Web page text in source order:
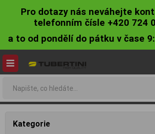
Pro dotazy nás neváhejte
telefonním čísle +420 724
a to od pondělí do pátku v čase
Kategorie